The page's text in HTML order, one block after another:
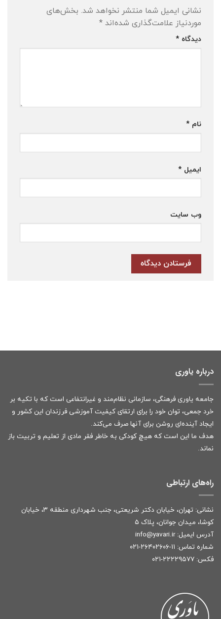
نشانی ایمیل شما منتشر نخواهد شد. بخش‌های
موردنیاز علامت‌گذاری شده‌اند *
دیدگاه *
نام *
ایمیل *
وب‌ سایت
درباره یاوری
جامعه یاوری فرهنگی، سازمانی نظام‌مند و غیرانتفاعی است که با تکیه بر
خرد جمعی، توان خود را برای ارتقای کیفیت آموزشی فرزندان این کشور و
ایجاد آینده‌ای روشن برای آنها صرف می‌کند.
هدف ما این است که هیچ کودکی به خاطر فقر مادی از تعلیم و تربیت باز
نماند.
راه‌های ارتباطی
نشانی: تهران، خیابان دکتر شریعتی، جنب شهرداری منطقه ۳، خیابان
کوشا، میدان جوانان، پلاک ۵
آدرس ایمیل: info@yavari.ir
شماره تماس: ۱۱-۲۶۴۰۲۶۰۶-۰۲۱
فکس: ۲۲۲۲۹۵۷۷-۰۲۱